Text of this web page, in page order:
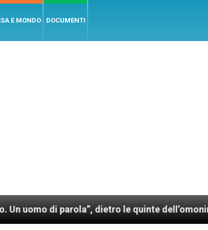
E MONDO DOCUMENTI
di parola”, dietro le quinte dell’omonimo film